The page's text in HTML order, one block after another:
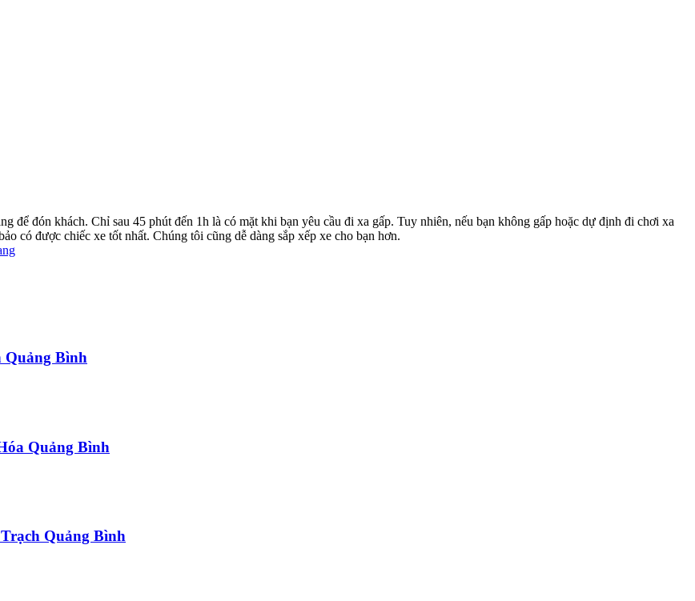
để đón khách. Chỉ sau 45 phút đến 1h là có mặt khi bạn yêu cầu đi xa gấp. Tuy nhiên, nếu bạn không gấp hoặc dự định đi chơi xa
có được chiếc xe tốt nhất. Chúng tôi cũng dễ dàng sắp xếp xe cho bạn hơn.
Quảng Bình
Quảng Bình
Quảng Bình